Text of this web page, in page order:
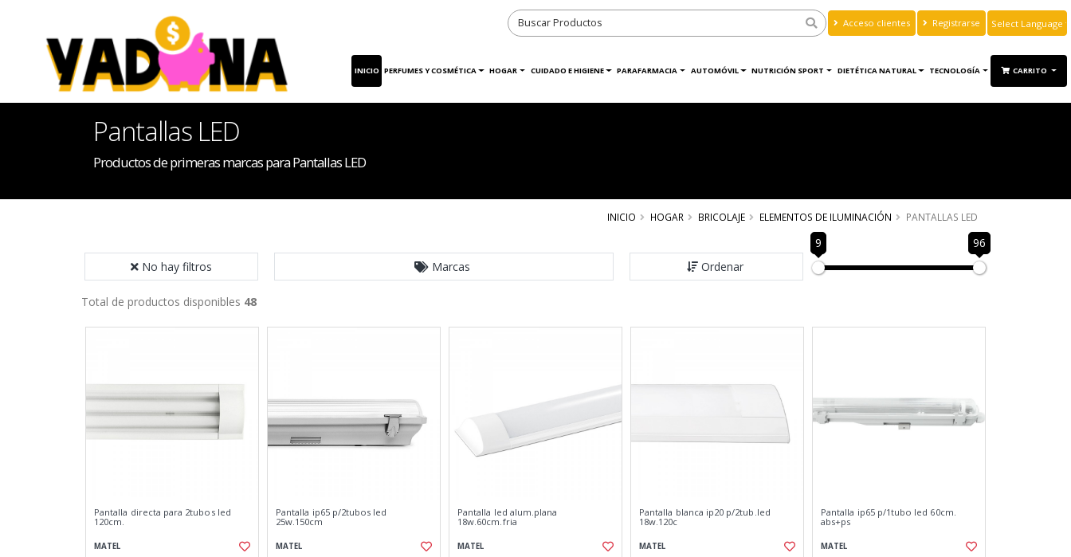
Acceso clientes Registrarse
Translate
INICIO PERFUMES Y COSMÉTICA HOGAR CUIDADO E HIGIENE PARAFARMACIA AUTOMÓVIL NUTRICIÓN SPORT DIETÉTICA NATURAL TECNOLOGÍA CARRITO
Pantallas LED
Productos de primeras marcas para Pantallas LED
INICIO HOGAR BRICOLAJE ELEMENTOS DE ILUMINACIÓN PANTALLAS LED
No hay filtros Marcas Ordenar
9 96
Total de productos disponibles 48
Pantalla directa para 2tubos led
120cm.
MATEL
Pantalla ip65 p/2tubos led
25w.150cm
MATEL
Pantalla led alum.plana
18w.60cm.fria
MATEL
Pantalla blanca ip20 p/2tub.led
18w.120c
MATEL
Pantalla ip65 p/1tubo led 60cm.
abs+ps
MATEL